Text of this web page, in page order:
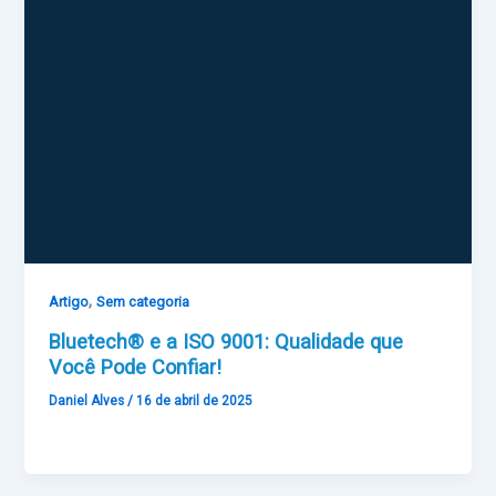
Artigo,Sem categoria
Bluetech® e a ISO 9001: Qualidade que
Você Pode Confiar!
Daniel Alves/16 de abril de 2025